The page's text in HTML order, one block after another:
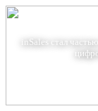
inSales стал